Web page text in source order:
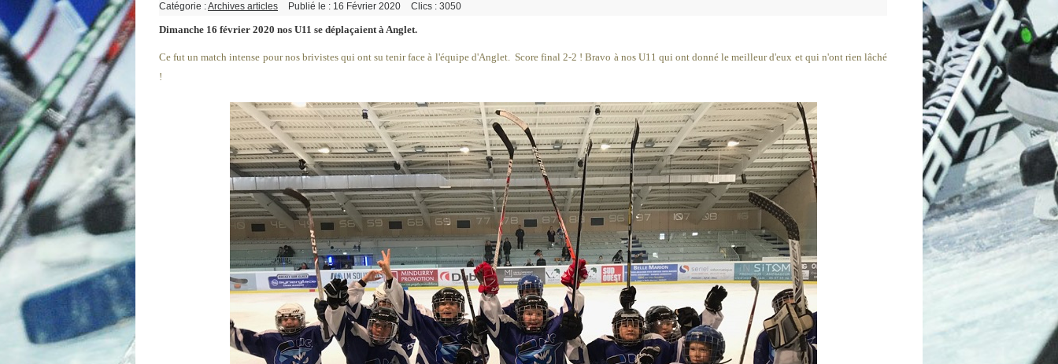
Catégorie :Archives articles Publié le : 16 Février 2020 Clics : 3050
Dimanche 16 février 2020 nos U11 se déplaçaient à Anglet.
Ce fut un match intense pour nos brivistes qui ont su tenir face à l'équipe d'Anglet. Score final 2-2 ! Bravo à nos U11 qui ont donné le meilleur d'eux et qui n'ont rien lâché
!